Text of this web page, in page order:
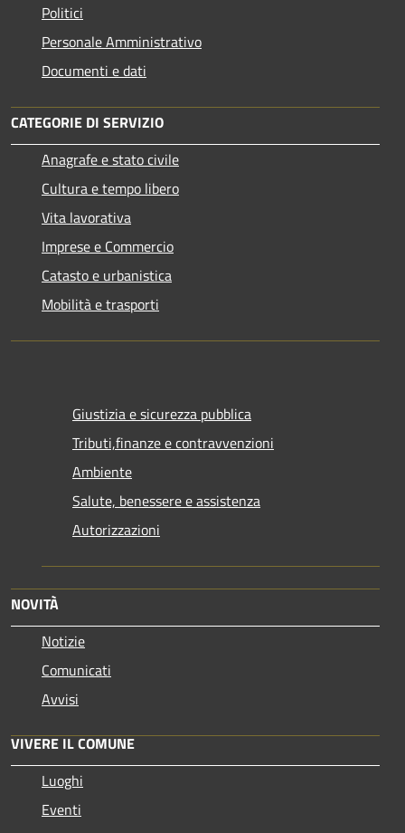
Politici
Personale Amministrativo
Documenti e dati
CATEGORIE DI SERVIZIO
Anagrafe e stato civile
Cultura e tempo libero
Vita lavorativa
Imprese e Commercio
Catasto e urbanistica
Mobilità e trasporti
Giustizia e sicurezza pubblica
Tributi,finanze e contravvenzioni
Ambiente
Salute, benessere e assistenza
Autorizzazioni
NOVITÀ
Notizie
Comunicati
Avvisi
VIVERE IL COMUNE
Luoghi
Eventi